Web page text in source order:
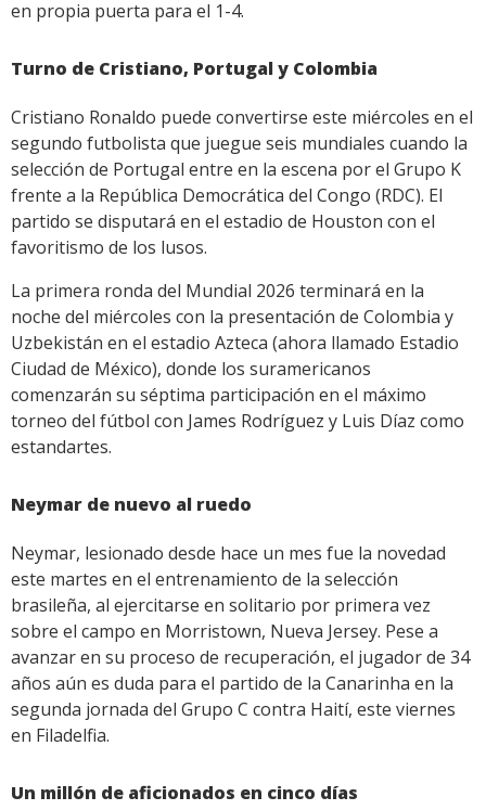
en propia puerta para el 1-4.
Turno de Cristiano, Portugal y Colombia
Cristiano Ronaldo puede convertirse este miércoles en el
segundo futbolista que juegue seis mundiales cuando la
selección de Portugal entre en la escena por el Grupo K
frente a la República Democrática del Congo (RDC). El
partido se disputará en el estadio de Houston con el
favoritismo de los lusos.
La primera ronda del Mundial 2026 terminará en la
noche del miércoles con la presentación de Colombia y
Uzbekistán en el estadio Azteca (ahora llamado Estadio
Ciudad de México), donde los suramericanos
comenzarán su séptima participación en el máximo
torneo del fútbol con James Rodríguez y Luis Díaz como
estandartes.
Neymar de nuevo al ruedo
Neymar, lesionado desde hace un mes fue la novedad
este martes en el entrenamiento de la selección
brasileña, al ejercitarse en solitario por primera vez
sobre el campo en Morristown, Nueva Jersey. Pese a
avanzar en su proceso de recuperación, el jugador de 34
años aún es duda para el partido de la Canarinha en la
segunda jornada del Grupo C contra Haití, este viernes
en Filadelfia.
Un millón de aficionados en cinco días